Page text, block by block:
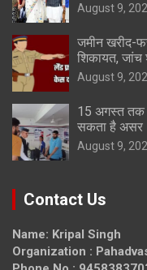
August 9,
जमीन खरीद-
शिकायत,
August 9,
15 अगस्त तक
सकता है असर
August 9,
Contact Us
Name: Kripal Singh
Organization :